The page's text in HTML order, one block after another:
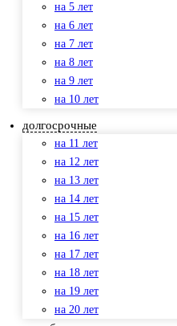
на 5 лет
на 6 лет
на 7 лет
на 8 лет
на 9 лет
на 10 лет
долгосрочные
на 11 лет
на 12 лет
на 13 лет
на 14 лет
на 15 лет
на 16 лет
на 17 лет
на 18 лет
на 19 лет
на 20 лет